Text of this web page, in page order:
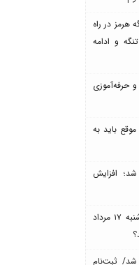
هرمز در راه
و ادامه
حرفه‌آموزی
باید به
افزایش
پیش بینی قیمت طلا، سکه و دلار شنبه ۱۷ مرداد
شد/ ثبت‌نام